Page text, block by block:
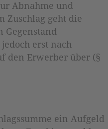
Abnahme und
Zuschlag geht die
Gegenstand
erst nach
den Erwerber über (§
ein Aufgeld